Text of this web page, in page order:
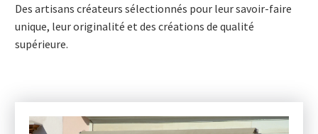
Des artisans créateurs sélectionnés pour leur savoir-faire
unique, leur originalité et des créations de qualité
supérieure.